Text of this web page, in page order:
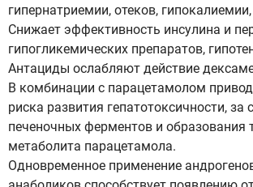
гипернатриемии, отеков,
Снижает эффективность инсулина и
гипогликемических препаратов,
Антациды ослабляют действие
В комбинации с парацетамолом
риска развития гепатотоксичности, за
печеночных ферментов и образования
метаболита парацетамола.
Одновременное применение